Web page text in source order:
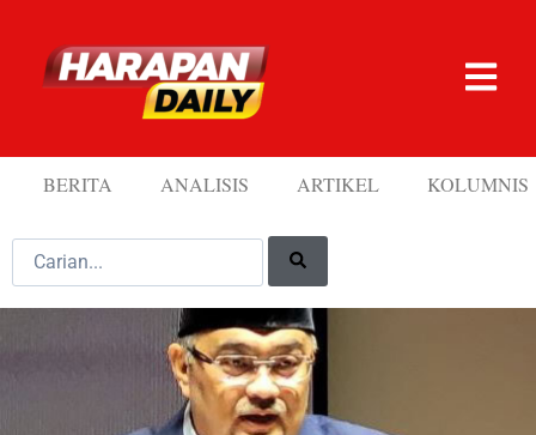
BERITA ANALISIS ARTIKEL KOLUMNIS